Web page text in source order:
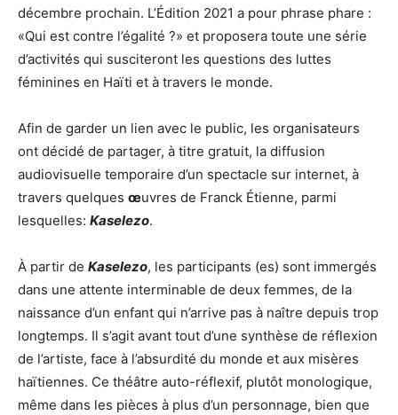
décembre prochain. L’Édition 2021 a pour phrase phare :
«Qui est contre l’égalité ?» et proposera toute une série
d’activités qui susciteront les questions des luttes
féminines en Haïti et à travers le monde.
Afin de garder un lien avec le public, les organisateurs
ont décidé de partager, à titre gratuit, la diffusion
audiovisuelle temporaire d’un spectacle sur internet, à
travers quelques œuvres de Franck Étienne, parmi
lesquelles: Kaselezo.
À partir de Kaselezo, les participants (es) sont immergés
dans une attente interminable de deux femmes, de la
naissance d’un enfant qui n’arrive pas à naître depuis trop
longtemps. Il s’agit avant tout d’une synthèse de réflexion
de l’artiste, face à l’absurdité du monde et aux misères
haïtiennes. Ce théâtre auto-réflexif, plutôt monologique,
même dans les pièces à plus d’un personnage, bien que